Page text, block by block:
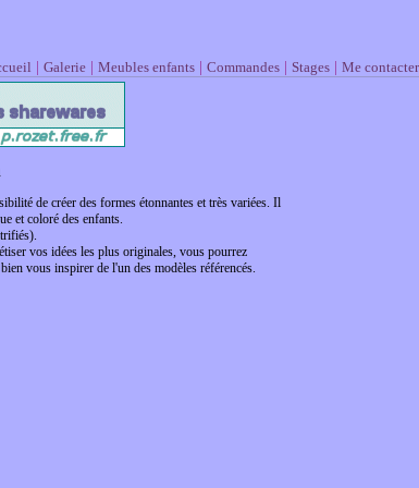
| Galerie | Meubles enfants | Commandes | Stages | Me contacter
de créer des formes étonnantes et très variées. Il
et coloré des enfants.
vos idées les plus originales, vous pourrez
vous inspirer de l'un des modèles référencés.